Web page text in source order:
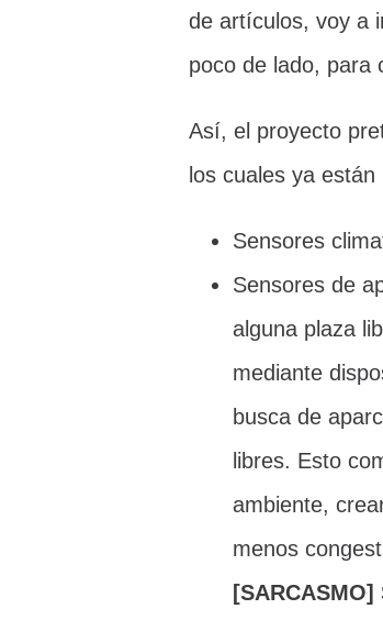
de artículos, voy a
poco de lado, para
Así, el proyecto
los cuales ya
Sensores
Sensores de
alguna plaza
mediante
busca de
libres. Esto
ambiente,
menos